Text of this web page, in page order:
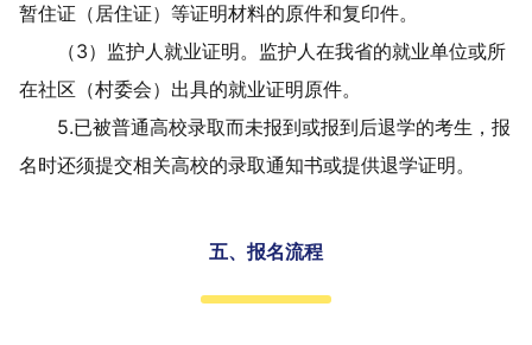
暂住证（居住证）等证明材料的原件和复印件。
（3） 监护人就业证明。监护人在我省的就业单位或所
在社区（村委会）出具的就业证明原件。
5.已被普通高校录取而未报到或报到后退学的考生，报
名时还须提交相关高校的录取通知书或提供退学证明。
五、报名流程